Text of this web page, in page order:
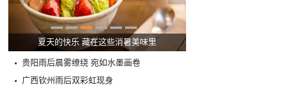
夏天的快乐 藏在这些消暑美味里
贵阳雨后晨雾缭绕 宛如水墨画卷
广西钦州雨后双彩虹现身